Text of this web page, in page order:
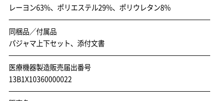
レーヨン63%、ポリエステル29%、ポリウレタン8%
同梱品／付属品
パジャマ上下セット、添付文書
医療機器製造販売届出番号
13B1X10360000022